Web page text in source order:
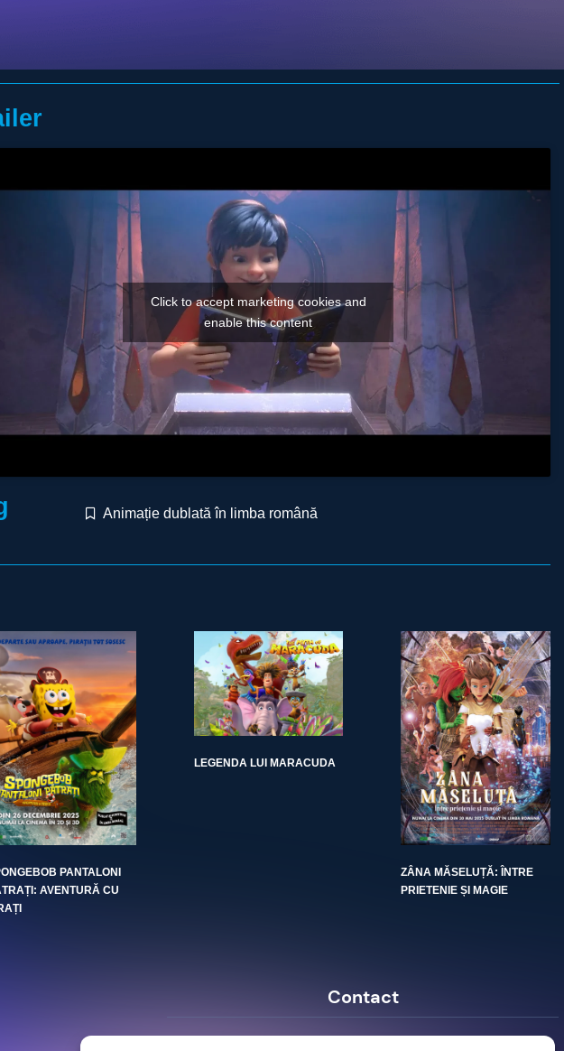
Click to accept marketing cookies and
enable this content
Animație dublată în limba română
PANTALONI
AVENTURĂ CU
LEGENDA LUI MARACUDA
ZÂNA MĂSELUȚĂ: ÎNTRE
PRIETENIE ȘI MAGIE
Contact